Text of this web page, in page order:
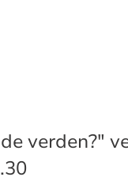
verden?"